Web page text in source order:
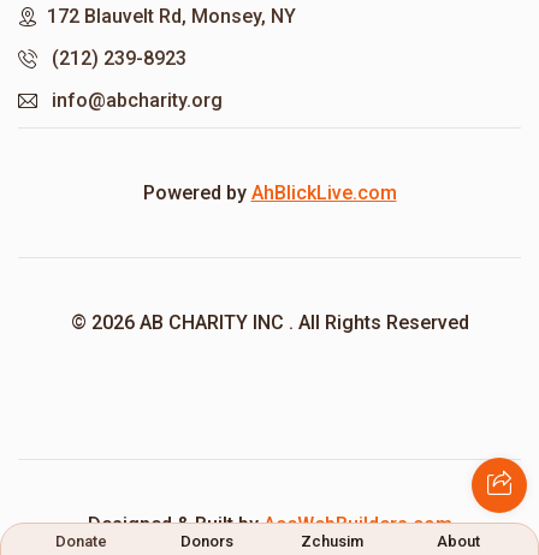
172 Blauvelt Rd, Monsey, NY
(212) 239-8923
info@abcharity.org
Powered by AhBlickLive.com
© 2026 AB CHARITY INC . All Rights Reserved
Designed & Built byAceWebBuilders.com
Donate Donors Zchusim About